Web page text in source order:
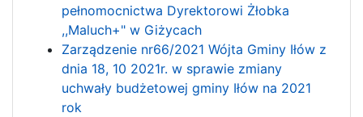
pełnomocnictwa Dyrektorowi Żłobka
,,Maluch+" w Giżycach
Zarządzenie nr66/2021 Wójta Gminy Iłów z
dnia 18, 10 2021r. w sprawie zmiany
uchwały budżetowej gminy Iłów na 2021
rok